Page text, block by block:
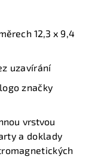
12,3 x 9,4
uzavírání
značky
vrstvou
a doklady